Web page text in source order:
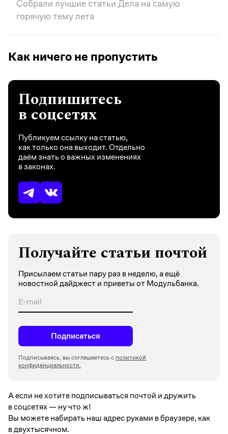
Собрали лучшие статьи Дела на самую
горячую тему лета
Как ничего не пропустить
Подпишитесь
в соцсетях
Публикуем ссылку на статью,
как только она выходит. Отдельно
даём знать о важных изменениях
в законах.
Получайте статьи почтой
Присылаем статьи пару раз в неделю, а ещё
новостной дайджест и приветы от Модульбанка.
Подписаться
Подписываясь, вы соглашаетесь с политикой
конфиденциальности.
А если не хотите подписываться почтой и дружить
в соцсетях —ну что ж!
Вы можете набирать наш адрес руками в браузере, как
в двухтысячном.